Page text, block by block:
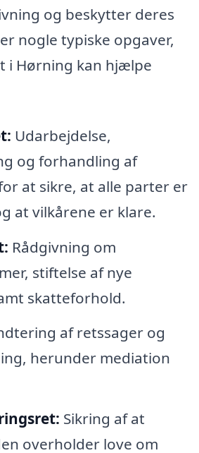
og beskytter deres
nogle typiske opgaver,
i Hørning kan hjælpe
Udarbejdelse,
og forhandling af
at sikre, at alle parter er
at vilkårene er klare.
Rådgivning om
stiftelse af nye
skatteforhold.
af retssager og
herunder mediation
Sikring af at
overholder love om